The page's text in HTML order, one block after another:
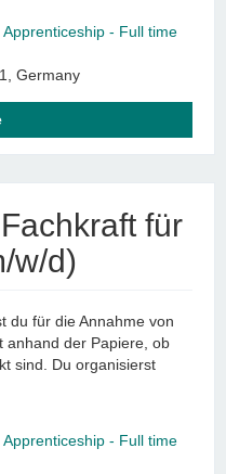
- Full time
Germany
für
w/d)
du für die Annahme von
anhand der Papiere, ob
sind. Du organisierst
- Full time